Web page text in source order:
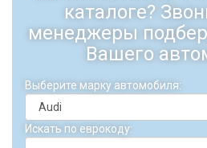
каталоге?
менеджеры
Вашего
Выберите марку автомобиля:
Искать по еврокоду: